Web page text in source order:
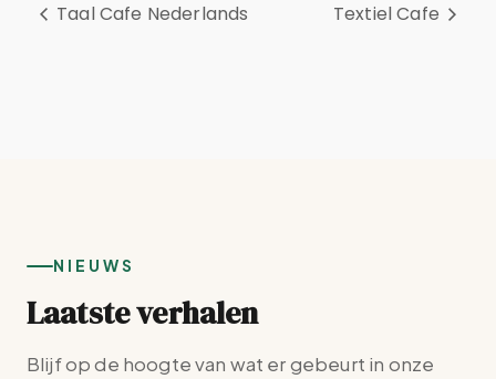
Taal Cafe Nederlands Textiel Cafe
NIEUWS
Laatste verhalen
Blijf op de hoogte van wat er gebeurt in onze